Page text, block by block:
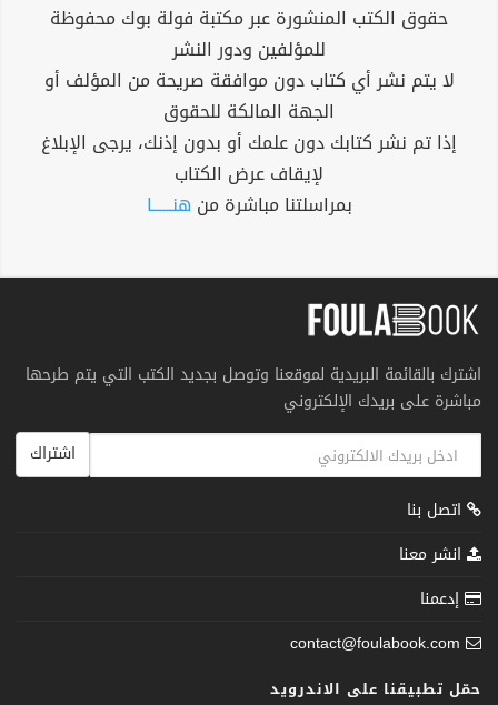
حقوق الكتب المنشورة عبر مكتبة فولة بوك محفوظة
للمؤلفين ودور النشر
لا يتم نشر أي كتاب دون موافقة صريحة من المؤلف أو
الجهة المالكة للحقوق
إذا تم نشر كتابك دون علمك أو بدون إذنك، يرجى الإبلاغ
لإيقاف عرض الكتاب
بمراسلتنا مباشرة من هنــــــا
اشترك بالقائمة البريدية لموقعنا وتوصل بجديد الكتب التي يتم طرحها
مباشرة على بريدك الإلكتروني
اشتراك
اتصل بنا
انشر معنا
إدعمنا
contact@foulabook.com
حمّل تطبيقنا على الاندرويد